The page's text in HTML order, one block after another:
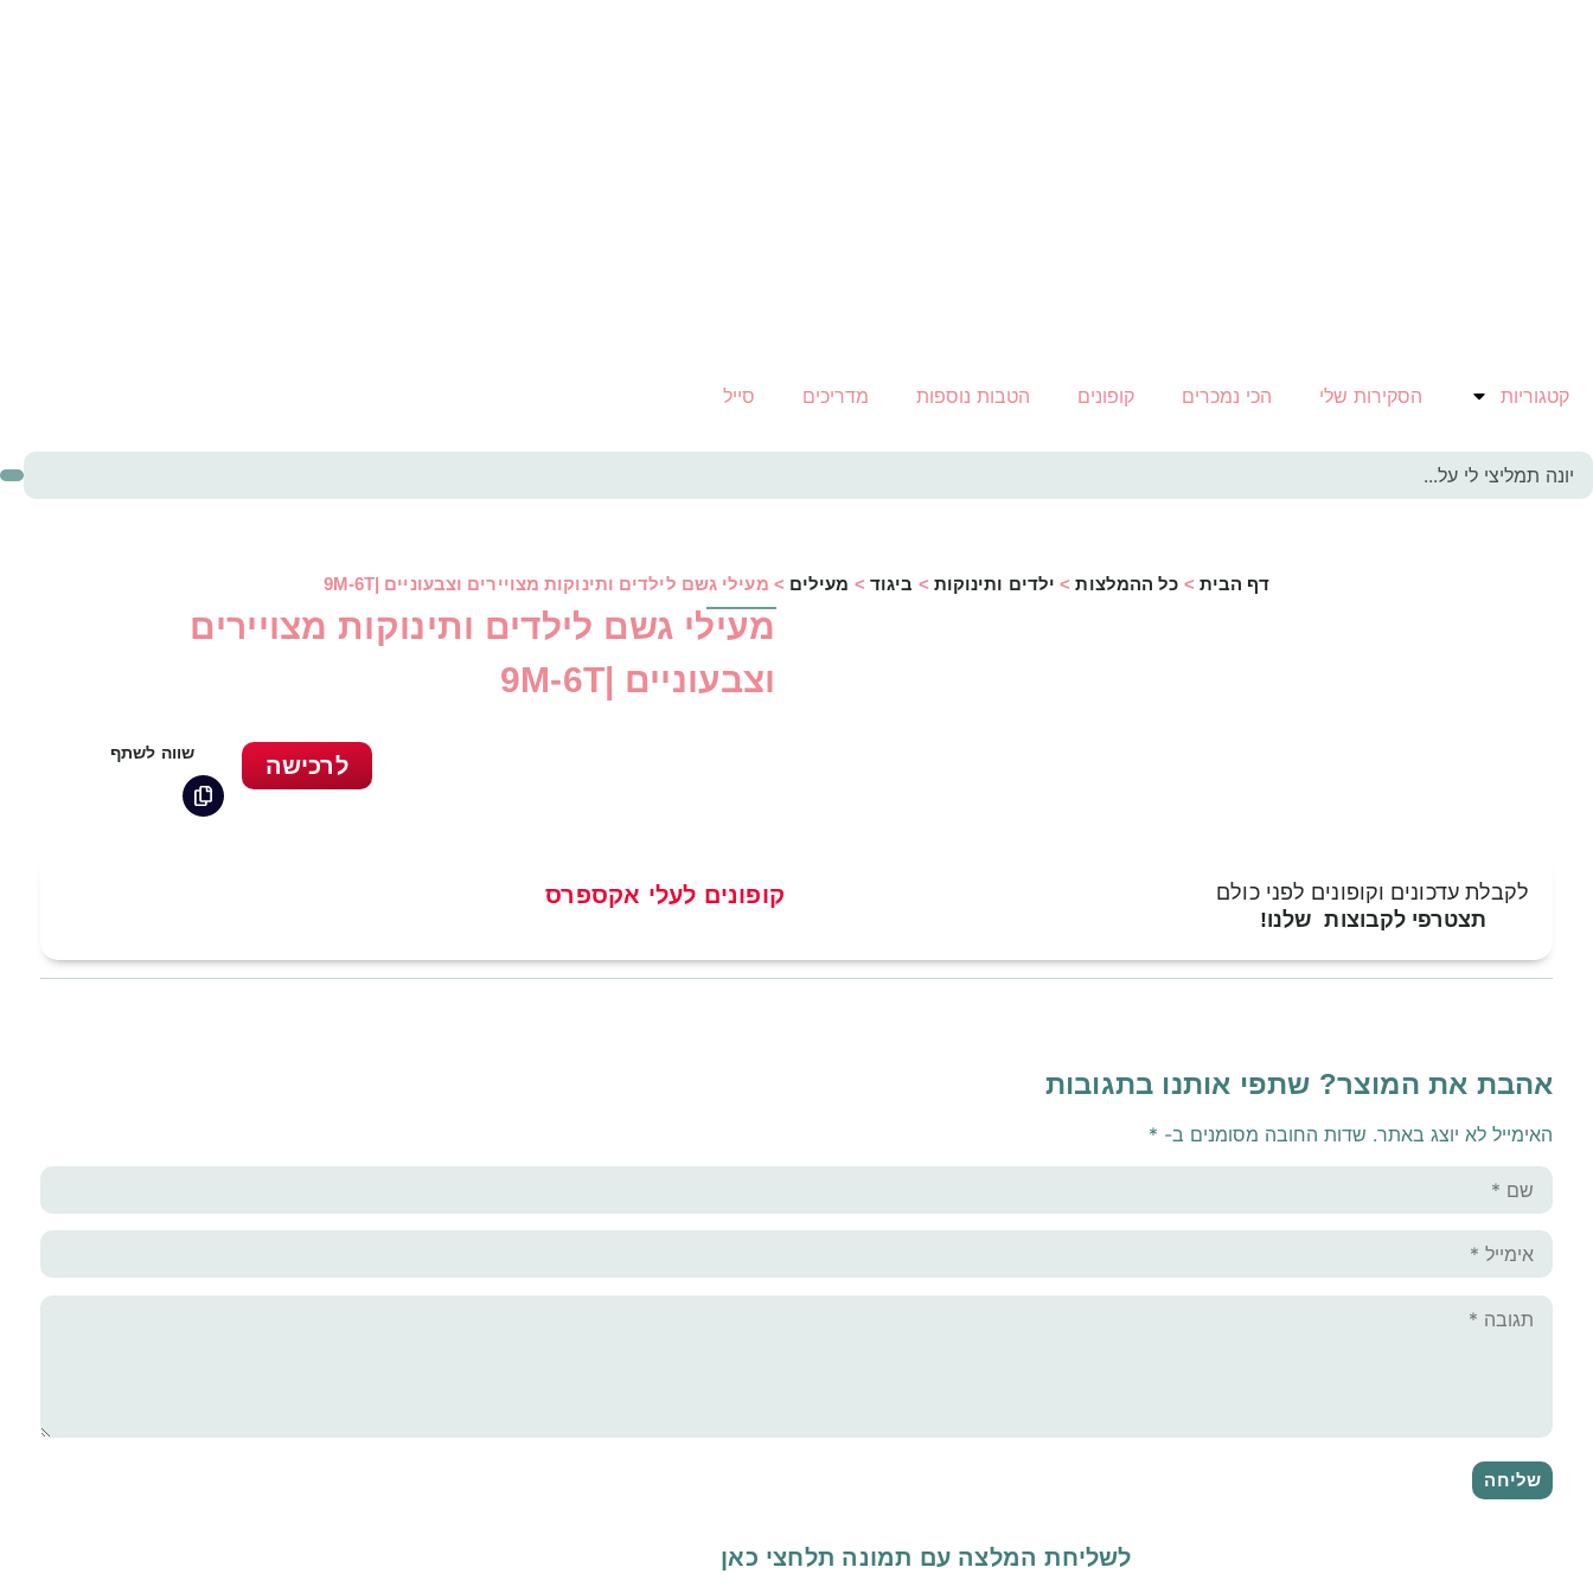
קטגוריות הסקירות שלי הכי נמכרים קופונים הטבות נוספות מדריכים סייל
דף הבית > כל ההמלצות> ילדים ותינוקות > ביגוד > מעילים > מעילי גשם לילדים ותינוקות מצויירים וצבעוניים |9M-6T
מעילי גשם לילדים ותינוקות מצויירים
וצבעוניים |9M-6T
שווה לשתף לרכישה
לקבלת עדכונים וקופונים לפני כולם
תצטרפי לקבוצות שלנו!
קופונים לעלי אקספרס
אהבת את המוצר? שתפי אותנו בתגובות
האימייל לא יוצג באתר. שדות החובה מסומנים ב- *
לשליחת המלצה עם תמונה תלחצי כאן